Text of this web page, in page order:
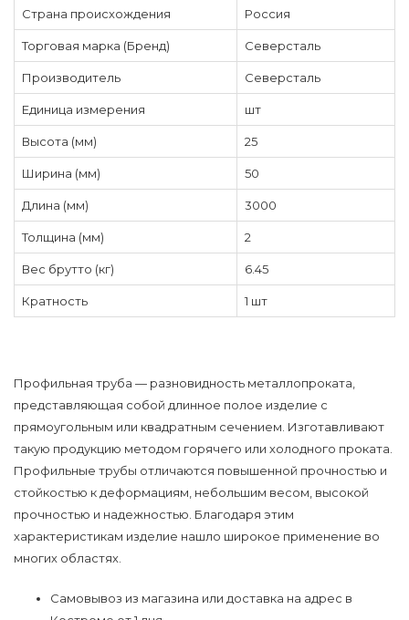
Страна происхождения Россия
Торговая марка (Бренд) Северсталь
Производитель Северсталь
Единица измерения шт
Высота (мм) 25
Ширина (мм) 50
Длина (мм) 3000
Толщина (мм) 2
Вес брутто (кг) 6.45
Кратность 1 шт
Профильная труба — разновидность металлопроката,
представляющая собой длинное полое изделие с
прямоугольным или квадратным сечением. Изготавливают
такую продукцию методом горячего или холодного проката.
Профильные трубы отличаются повышенной прочностью и
стойкостью к деформациям, небольшим весом, высокой
прочностью и надежностью. Благодаря этим
характеристикам изделие нашло широкое применение во
многих областях.
Самовывоз из магазина или доставка на адрес в